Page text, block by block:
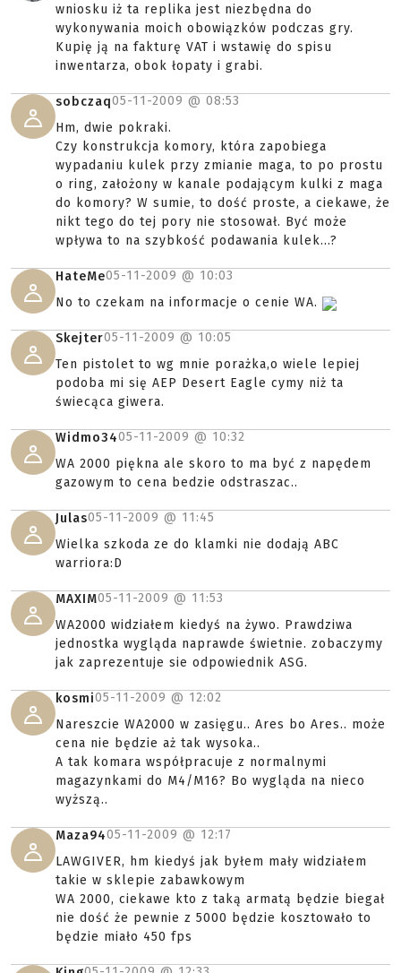
wniosku iż ta replika jest niezbędna do
wykonywania moich obowiązków podczas gry.
Kupię ją na fakturę VAT i wstawię do spisu
inwentarza, obok łopaty i grabi.
sobczaq05-11-2009 @ 08:53
Hm, dwie pokraki.
Czy konstrukcja komory, która zapobiega
wypadaniu kulek przy zmianie maga, to po prostu
o ring, założony w kanale podającym kulki z maga
do komory? W sumie, to dość proste, a ciekawe, że
nikt tego do tej pory nie stosował. Być może
wpływa to na szybkość podawania kulek...?
HateMe05-11-2009 @ 10:03
No to czekam na informacje o cenie WA.
Skejter05-11-2009 @ 10:05
Ten pistolet to wg mnie porażka,o wiele lepiej
podoba mi się AEP Desert Eagle cymy niż ta
świecąca giwera.
Widmo3405-11-2009 @ 10:32
WA 2000 piękna ale skoro to ma być z napędem
gazowym to cena bedzie odstraszac..
Julas05-11-2009 @ 11:45
Wielka szkoda ze do klamki nie dodają ABC
warriora:D
MAXIM05-11-2009 @ 11:53
WA2000 widziałem kiedyś na żywo. Prawdziwa
jednostka wygląda naprawde świetnie. zobaczymy
jak zaprezentuje sie odpowiednik ASG.
kosmi05-11-2009 @ 12:02
Nareszcie WA2000 w zasięgu.. Ares bo Ares.. może
cena nie będzie aż tak wysoka..
A tak komara współpracuje z normalnymi
magazynkami do M4/M16? Bo wygląda na nieco
wyższą..
Maza9405-11-2009 @ 12:17
LAWGIVER, hm kiedyś jak byłem mały widziałem
takie w sklepie zabawkowym
WA 2000, ciekawe kto z taką armatą będzie biegał
nie dość że pewnie z 5000 będzie kosztowało to
będzie miało 450 fps